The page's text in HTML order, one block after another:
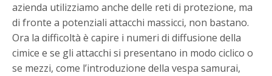
azienda utilizziamo anche delle reti di protezione, ma
di fronte a potenziali attacchi massicci, non bastano.
Ora la difficoltà è capire i numeri di diffusione della
cimice e se gli attacchi si presentano in modo ciclico o
se mezzi, come l’introduzione della vespa samurai,